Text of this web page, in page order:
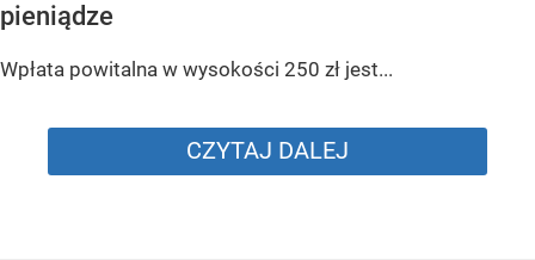
pieniądze
Wpłata powitalna w wysokości 250 zł jest...
CZYTAJ DALEJ